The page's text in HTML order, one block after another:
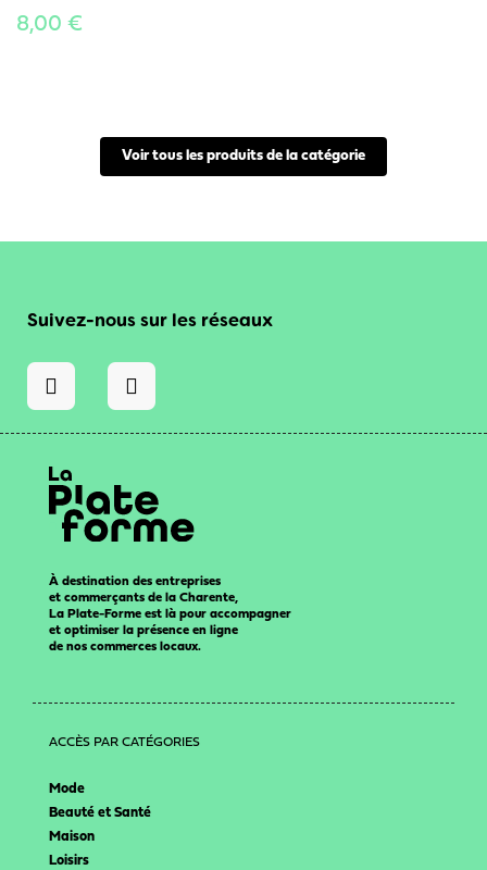
8,00 €
Voir tous les produits de la catégorie
Suivez-nous sur les réseaux
À destination des entreprises
et commerçants de la Charente,
La Plate-Forme est là pour accompagner
et optimiser la présence en ligne
de nos commerces locaux.
ACCÈS PAR CATÉGORIES
Mode
Beauté et Santé
Maison
Loisirs